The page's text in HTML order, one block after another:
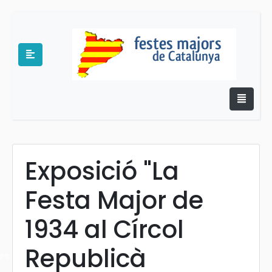
Exposició "La
Festa Major de
1934 al Círcol
Republicà